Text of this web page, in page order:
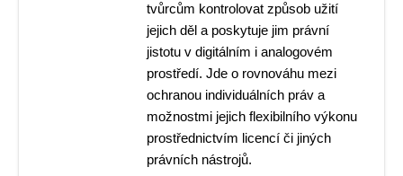
tvůrcům kontrolovat způsob užití
jejich děl a poskytuje jim právní
jistotu v digitálním i analogovém
prostředí. Jde o rovnováhu mezi
ochranou individuálních práv a
možnostmi jejich flexibilního výkonu
prostřednictvím licencí či jiných
právních nástrojů.